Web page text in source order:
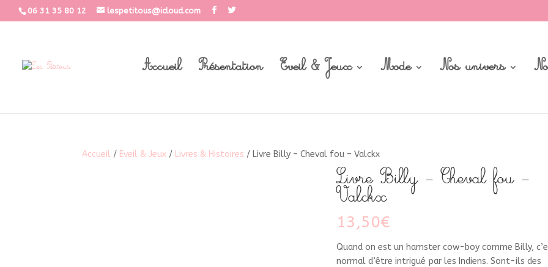
06 31 35 80 12 lespetitous@icloud.com
Accueil Présentation Eveil & Jeux Mode Nos univers
Accueil / Eveil & Jeux / Livres & Histoires / Livre Billy – Cheval fou – Valckx
Livre Billy – Cheval fou –
Valckx
13,50€
Quand on est un hamster cow-boy comme Billy,
normal d’être intrigué par les Indiens. Sont-ils des